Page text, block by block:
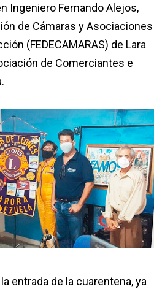
Ingeniero Fernando Alejos,
de Cámaras y Asociaciones
(FEDECAMARAS) de Lara
de Comerciantes e
entrada de la cuarentena, ya